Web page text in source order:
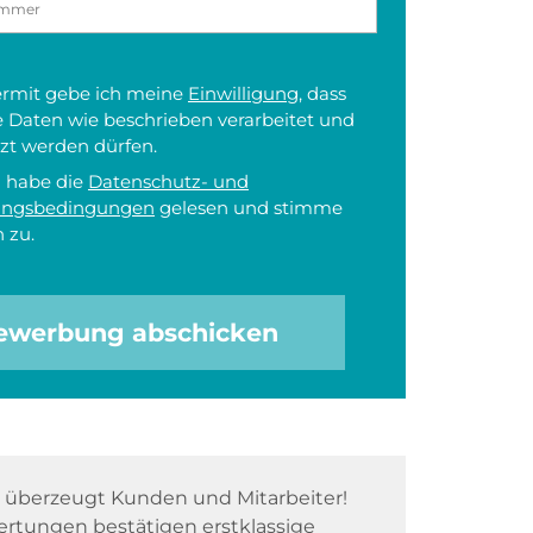
gebe ich meine Einwilligung, dass
Daten wie beschrieben verarbeitet und
werden dürfen.
habe die Datenschutz- und
gelesen und stimme
zu.
abschicken
Kunden und Mitarbeiter!
bestätigen erstklassige